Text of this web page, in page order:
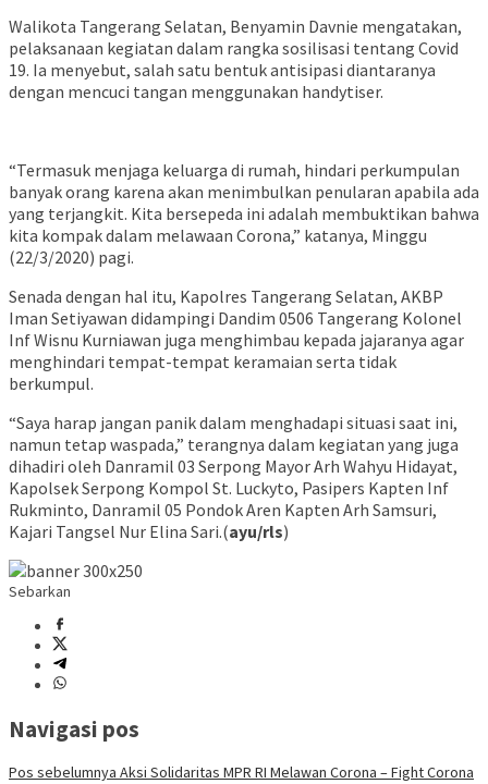
Walikota Tangerang Selatan, Benyamin Davnie mengatakan,
pelaksanaan kegiatan dalam rangka sosilisasi tentang Covid
19. Ia menyebut, salah satu bentuk antisipasi diantaranya
dengan mencuci tangan menggunakan handytiser.
“Termasuk menjaga keluarga di rumah, hindari perkumpulan
banyak orang karena akan menimbulkan penularan apabila ada
yang terjangkit. Kita bersepeda ini adalah membuktikan bahwa
kita kompak dalam melawaan Corona,” katanya, Minggu
(22/3/2020) pagi.
Senada dengan hal itu, Kapolres Tangerang Selatan, AKBP
Iman Setiyawan didampingi Dandim 0506 Tangerang Kolonel
Inf Wisnu Kurniawan juga menghimbau kepada jajaranya agar
menghindari tempat-tempat keramaian serta tidak
berkumpul.
“Saya harap jangan panik dalam menghadapi situasi saat ini,
namun tetap waspada,” terangnya dalam kegiatan yang juga
dihadiri oleh Danramil 03 Serpong Mayor Arh Wahyu Hidayat,
Kapolsek Serpong Kompol St. Luckyto, Pasipers Kapten Inf
Rukminto, Danramil 05 Pondok Aren Kapten Arh Samsuri,
Kajari Tangsel Nur Elina Sari.(ayu/rls)
Sebarkan
Navigasi pos
Pos sebelumnya Aksi Solidaritas MPR RI Melawan Corona – Fight Corona